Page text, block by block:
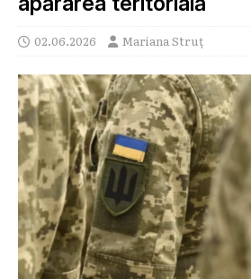
02.06.2026 Mariana Struț